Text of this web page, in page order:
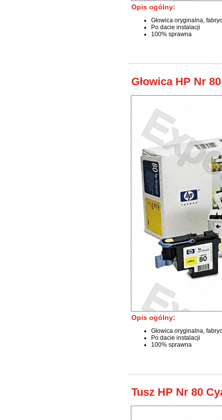
Opis ogólny:
Głowica oryginalna,
Po dacie instalacji
100% sprawna
Głowica HP Nr
Opis ogólny:
Głowica oryginalna,
Po dacie instalacji
100% sprawna
Tusz HP Nr 80